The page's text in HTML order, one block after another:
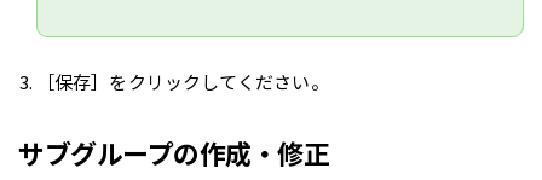
［保存］をクリックしてください。
サブグループの作成・修正